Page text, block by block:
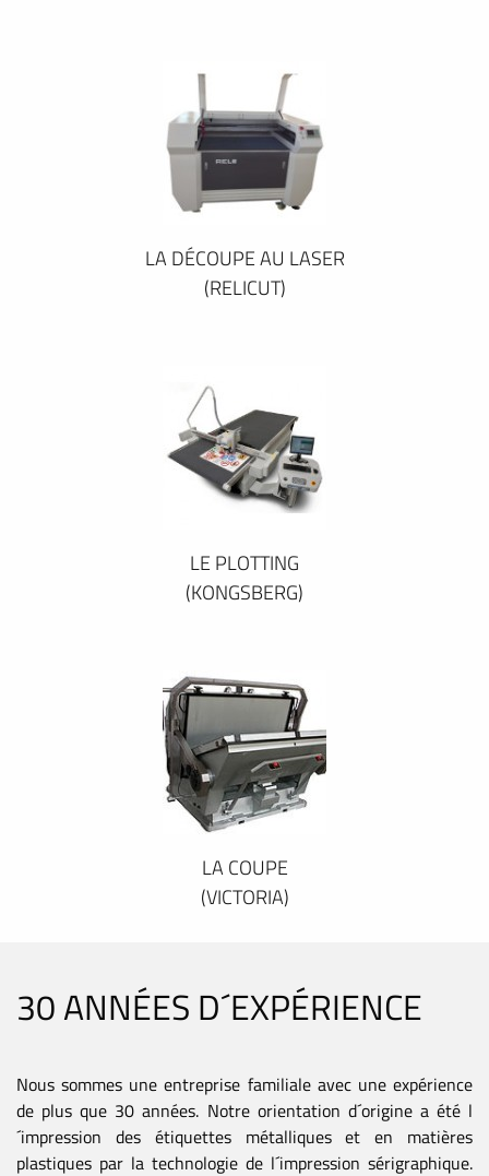
LA DÉCOUPE AU LASER
(RELICUT)
LE PLOTTING
(KONGSBERG)
LA COUPE
(VICTORIA)
30 ANNÉES D´EXPÉRIENCE
Nous sommes une entreprise familiale avec une expérience
de plus que 30 années. Notre orientation d´origine a été l
´impression des étiquettes métalliques et en matières
plastiques par la technologie de l´impression sérigraphique.